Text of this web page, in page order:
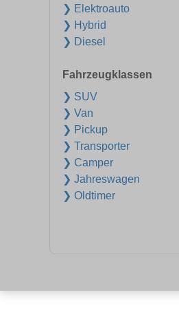
❯ Elektroauto
❯ Hybrid
❯ Diesel
Fahrzeugklassen
❯ SUV
❯ Van
❯ Pickup
❯ Transporter
❯ Camper
❯ Jahreswagen
❯ Oldtimer